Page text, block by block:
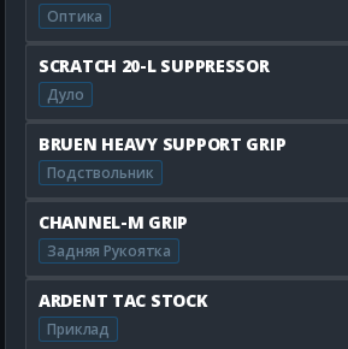
Оптика
SCRATCH 20-L SUPPRESSOR
Дуло
BRUEN HEAVY SUPPORT GRIP
Подствольник
CHANNEL-M GRIP
Задняя Рукоятка
ARDENT TAC STOCK
Приклад